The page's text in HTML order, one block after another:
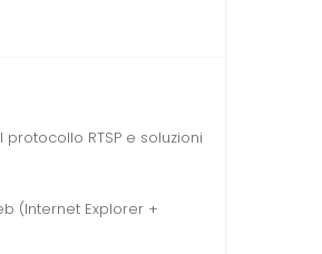
RTSP e soluzioni
(Internet Explorer +